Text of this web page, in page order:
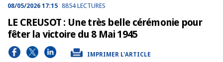
08/05/2026 17:15 8854 LECTURES
LE CREUSOT : Une très belle cérémonie pour
fêter la victoire du 8 Mai 1945
IMPRIMER L'ARTICLE